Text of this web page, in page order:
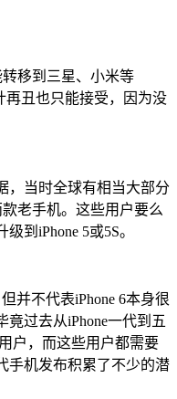
移到三星、小米等
再丑也只能接受，因为没
，当时全球有相当大部分
款老手机。这些用户要么
到iPhone 5或5S。
并不代表iPhone 6本身很
过去从iPhone一代到五
户，而这些用户都需要
手机发布积累了不少的潜